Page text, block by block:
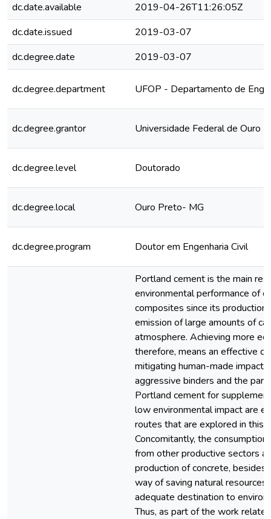
dc.date.available
2019-04-26T11:26:05Z
dc.date.issued
2019-03-07
dc.degree.date
2019-03-07
dc.degree.department UFOP - Departamento de
dc.degree.grantor Universidade Federal de Ouro
dc.degree.level Doutorado
dc.degree.local Ouro Preto- MG
dc.degree.program Doutor em Engenharia Civil
Portland cement is the main
environmental performance of
composites since its production
emission of large amounts of
atmosphere. Achieving more
therefore, means an effective
mitigating human-made
aggressive binders and the
Portland cement for
low environmental impact are
routes that are explored in this
Concomitantly, the
from other productive sectors
production of concrete, besides
way of saving natural
adequate destination to
Thus, as part of the work